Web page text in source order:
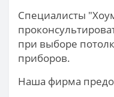
Специалисты
при выборе
приборов.
Наша фирма